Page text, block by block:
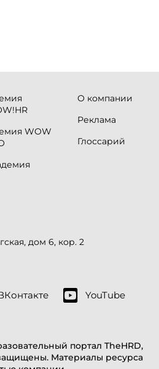
портал TheHRD,
защищены. Материалы ресурса
WOW
О компании
Реклама
Глоссарий
дом 6, кор. 2
YouTube